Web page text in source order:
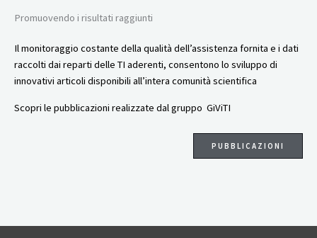
Promuovendo i risultati raggiunti
Il monitoraggio costante della qualità dell’assistenza fornita e i dati
raccolti dai reparti delle TI aderenti, consentono lo sviluppo di
innovativi articoli disponibili all’intera comunità scientifica
Scopri le pubblicazioni realizzate dal gruppo GiViTI
PUBBLICAZIONI